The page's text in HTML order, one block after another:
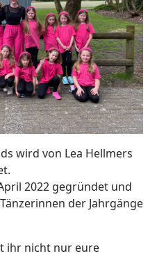
wird von Lea Hellmers
2022 gegründet und
der Jahrgänge
ihr nicht nur eure